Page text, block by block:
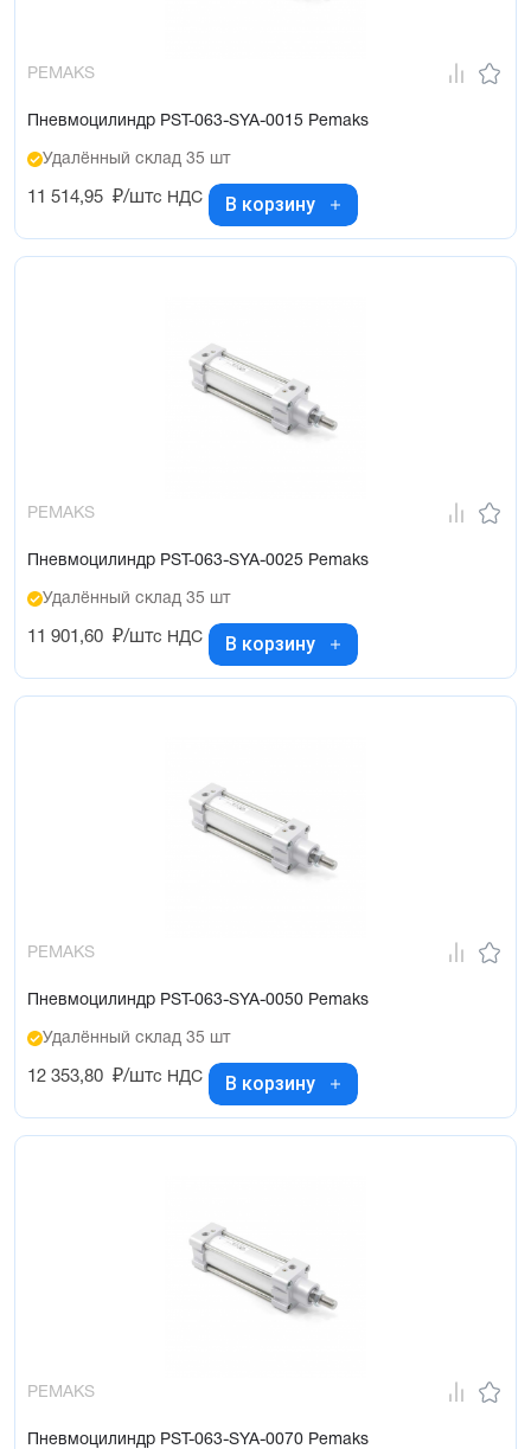
PEMAKS
Пневмоцилиндр PST-063-SYA-0015 Pemaks
Удалённый склад 35 шт
11 514,95 ₽/штс НДС В корзину
PEMAKS
Пневмоцилиндр PST-063-SYA-0025 Pemaks
Удалённый склад 35 шт
11 901,60 ₽/штс НДС В корзину
PEMAKS
Пневмоцилиндр PST-063-SYA-0050 Pemaks
Удалённый склад 35 шт
12 353,80 ₽/штс НДС В корзину
PEMAKS
Пневмоцилиндр PST-063-SYA-0070 Pemaks